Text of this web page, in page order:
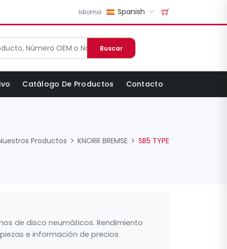
Idioma Spanish
Buscar
Catálogo De Productos Contacto
Productos KNORR BREMSE SB5 TYPE
de disco neumáticos. Rendimiento
e información de precios